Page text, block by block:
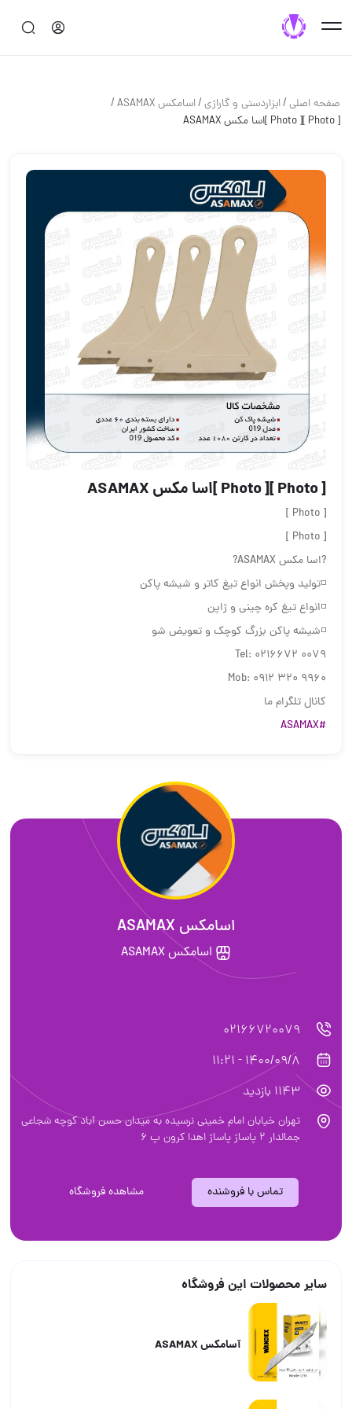
صفحه اصلی/ابزاردستی و گاراژی/اسامکس ASAMAX /
[ Photo ][ Photo ]اسا مکس ASAMAX
[ Photo ][ Photo ]اسا مکس ASAMAX
[ Photo ]
[ Photo ]
?اسا مکس ASAMAX?
◽️تولید وپخش انواع تیغ کاتر و شیشه پاکن
◽️انواع تیغ کره چینی و ژاپن
◽️شیشه پاکن بزرگ کوچک و تعویض شو
Tel: 0216672 0079
Mob: 0912 320 9960
کانال تلگرام ما
#ASAMAX
اسامکس ASAMAX
اسامکس ASAMAX
02166720079
1400/09/8 - 11:21
1143 بازدید
تهران خیابان امام خمینی نرسیده به میدان حسن آباد کوچه شجاعی
جمالدار ۲ پاساژ پاساژ اهدا کرون پ ۶
تماس با فروشنده مشاهده فروشگاه
سایر محصولات این فروشگاه
آسامکس ASAMAX